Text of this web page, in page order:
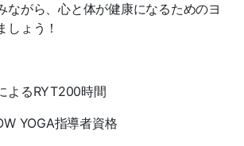
ながら、心と体が健康になるためのヨ
しょう！
よるRYT200時間
YOGA指導者資格